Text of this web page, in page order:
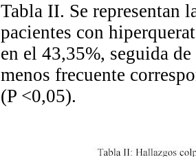
Tabla II. Se representan
pacientes con
en el 43,35%, seguida
menos frecuente
(P <0,05).